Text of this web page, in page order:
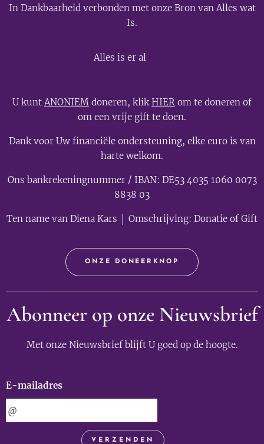
In Dankbaarheid verbonden met onze Bron van Alles wat
Is.
Alles is er al
U kuntANONIEM doneren, klikHIER om te doneren of
om een vrije gift te doen.
Dank voor Uw financiële ondersteuning, elke euro is van
harte welkom.
Ons bankrekeningnummer / IBAN: DE53 4035 1060 0073
8838 03
Ten name van Diena Kars │ Omschrijving: Donatie of Gift
ONZE DONEERKNOP
Abonneer op onze Nieuwsbrief
Met onze Nieuwsbrief blijft U goed op de hoogte.
E-mailadres
VERZENDEN